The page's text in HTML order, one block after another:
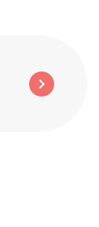
chevron_right